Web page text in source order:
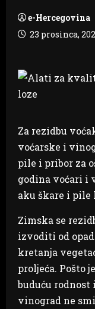
e-Hercegovina
23 prosinca,
Za rezidbu
voćarske i
pile i pribor za
godina voćari i
aku škare i pile
Zimska se
izvoditi od
kretanja
proljeća. Pošto
buduću
vinograd ne